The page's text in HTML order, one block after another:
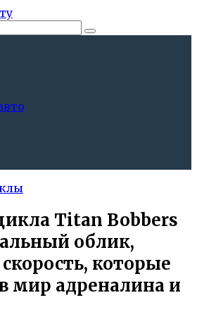
Titan Bobbers
облик,
которые
мир адреналина и